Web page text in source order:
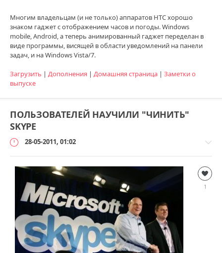
Многим владельцам (и не только) аппаратов HTC хорошо
знаком гаджет с отображением часов и погоды. Windows
mobile, Android, а теперь анимированный гаджет переделан в
виде программы, висящей в области уведомлений на панели
задач, и на Windows Vista/7.
Загрузить | Дополнения | Домашняя страница | Заметки о
выпуске
ПОЛЬЗОВАТЕЛЕЙ НАУЧИЛИ "ЧИНИТЬ"
SKYPE
28-05-2011, 01:02
Наука
и
технологии
loginvovchyk
4
412
0
1